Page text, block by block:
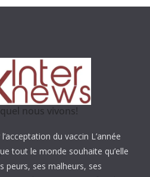
nous vivons!
du vaccin L’année
tout le monde souhaite qu’elle
peurs, ses malheurs, ses